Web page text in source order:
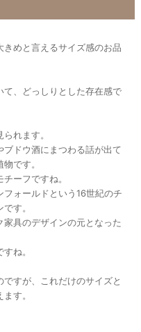
めと言えるサイズ感のお品
、どっしりとした存在感で
れます。
ドウ酒にまつわる話が出て
です。
ーフですね。
ォールドという16世紀のチ
す。
具のデザインの元となった
ね。
すが、これだけのサイズと
す。